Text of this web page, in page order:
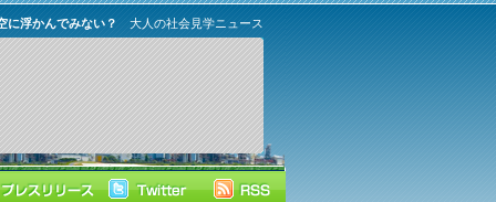
大人の社会見学ニュース
に浮かんでみない？